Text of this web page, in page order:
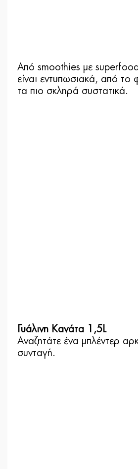
Από smoothies με
είναι εντυπωσιακά, από το
τα πιο σκληρά συστατικά.
Γυάλινη Κανάτα 1,5L
Αναζητάτε ένα μπλέντερ
συνταγή.